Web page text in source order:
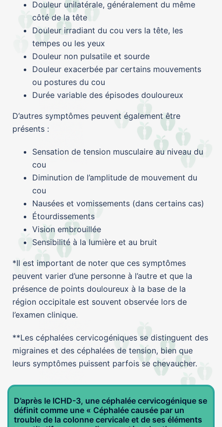
Douleur unilatérale, généralement du même
côté de la tête
Douleur irradiant du cou vers la tête, les
tempes ou les yeux
Douleur non pulsatile et sourde
Douleur exacerbée par certains mouvements
ou postures du cou
Durée variable des épisodes douloureux
D’autres symptômes peuvent également être
présents :
Sensation de tension musculaire au niveau du
cou
Diminution de l’amplitude de mouvement du
cou
Nausées et vomissements (dans certains cas)
Étourdissements
Vision embrouillée
Sensibilité à la lumière et au bruit
*Il est important de noter que ces symptômes
peuvent varier d’une personne à l’autre et que la
présence de points douloureux à la base de la
région occipitale est souvent observée lors de
l’examen clinique.
**Les céphalées cervicogéniques se distinguent des
migraines et des céphalées de tension, bien que
leurs symptômes puissent parfois se chevaucher.
D’après le ICHD-3, une céphalée cervicogénique se
définit comme une « Céphalée causée par un
trouble de la colonne cervicale et de ses éléments